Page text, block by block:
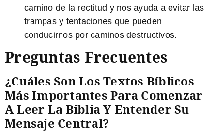
camino de la rectitud y nos ayuda a evitar las
trampas y tentaciones que pueden
conducirnos por caminos destructivos.
Preguntas Frecuentes
¿Cuáles Son Los Textos Bíblicos
Más Importantes Para Comenzar
A Leer La Biblia Y Entender Su
Mensaje Central?